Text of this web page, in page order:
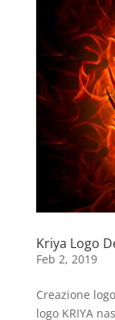
Kriya Logo
Feb 2, 2019
Creazione
logo KRIYA